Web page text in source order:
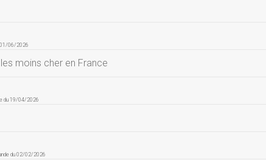
01/06/2026
moins cher en France
du 19/04/2026
du 02/02/2026